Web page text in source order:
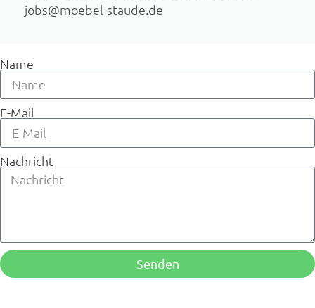
jobs@moebel-staude.de
Name
E-Mail
Nachricht
Senden